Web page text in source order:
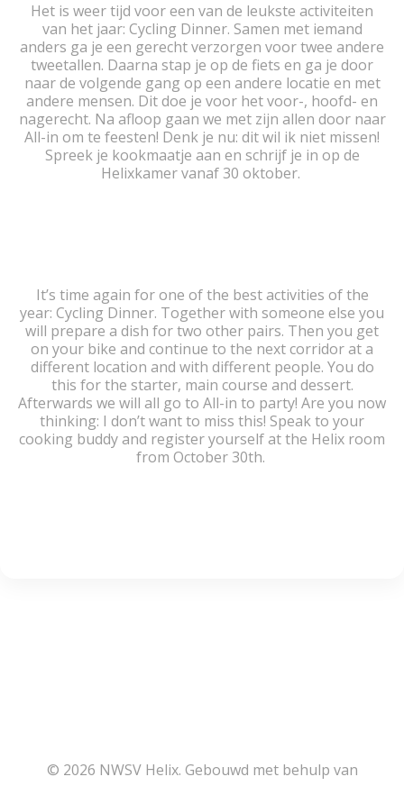
Het is weer tijd voor een van de leukste activiteiten
van het jaar: Cycling Dinner. Samen met iemand
anders ga je een gerecht verzorgen voor twee andere
tweetallen. Daarna stap je op de fiets en ga je door
naar de volgende gang op een andere locatie en met
andere mensen. Dit doe je voor het voor-, hoofd- en
nagerecht. Na afloop gaan we met zijn allen door naar
All-in om te feesten! Denk je nu: dit wil ik niet missen!
Spreek je kookmaatje aan en schrijf je in op de
Helixkamer vanaf 30 oktober.
It’s time again for one of the best activities of the
year: Cycling Dinner. Together with someone else you
will prepare a dish for two other pairs. Then you get
on your bike and continue to the next corridor at a
different location and with different people. You do
this for the starter, main course and dessert.
Afterwards we will all go to All-in to party! Are you now
thinking: I don’t want to miss this! Speak to your
cooking buddy and register yourself at the Helix room
from October 30th.
© 2026 NWSV Helix. Gebouwd met behulp van